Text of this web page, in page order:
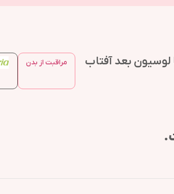
لوسیون بعد آفتاب
مراقبت از بدن